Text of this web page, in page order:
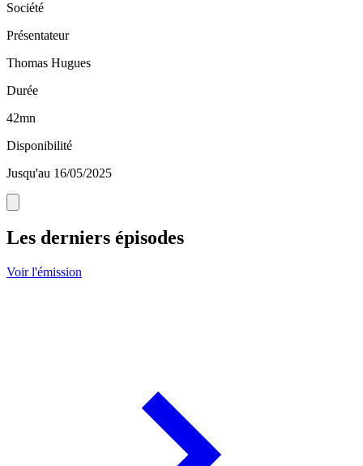
Société
Présentateur
Thomas Hugues
Durée
42mn
Disponibilité
Jusqu'au 16/05/2025
Les derniers épisodes
Voir l'émission